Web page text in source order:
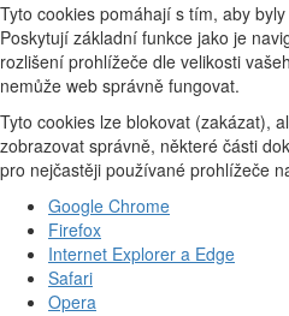
Tyto cookies pomáhají s tím, aby
Poskytují základní funkce jako je
rozlišení prohlížeče dle velikosti
nemůže web správně fungovat.
Tyto cookies lze blokovat (zakázat),
zobrazovat správně, některé části
pro nejčastěji používané prohlížeče
Google Chrome
Firefox
Internet Explorer a Edge
Safari
Opera